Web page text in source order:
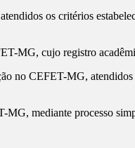
os critérios
MG, cujo registro
no CEFET-MG,
MG, mediante processo